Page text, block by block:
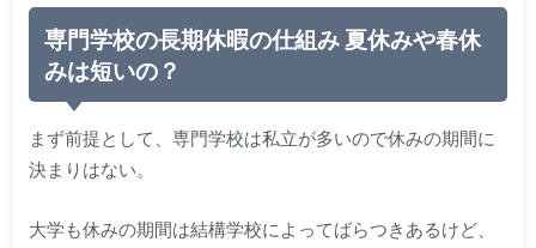
専門学校の長期休暇の仕組み 夏休みや春休
みは短いの？
まず前提として、専門学校は私立が多いので休みの期間に
決まりはない。
大学も休みの期間は結構学校によってばらつきあるけど、